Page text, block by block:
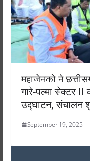
महाजेनको ने
गारे-पल्मा सेक्टर II
उद्घाटन, संचालन
September 19, 2025